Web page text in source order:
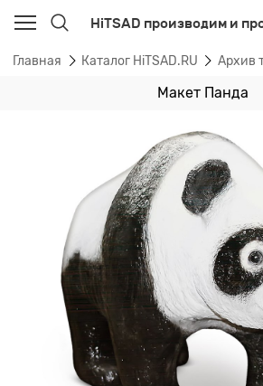
HiTSAD производим и
Главная Каталог HiTSAD.RU Архив
Макет Панда